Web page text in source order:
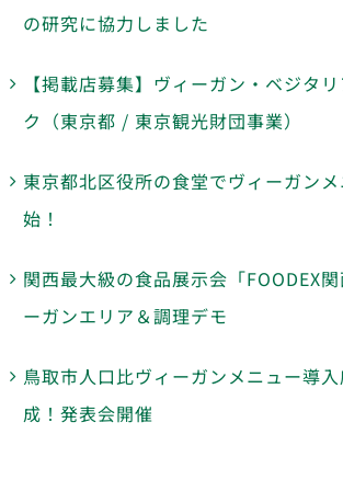
の研究に協力しました
【掲載店募集】ヴィーガン・ベジタ
ク（東京都 / 東京観光財団事業）
東京都北区役所の食堂でヴィーガン
始！
関西最大級の食品展示会「FOODEX
ーガンエリア＆調理デモ
鳥取市人口比ヴィーガンメニュー導
成！発表会開催